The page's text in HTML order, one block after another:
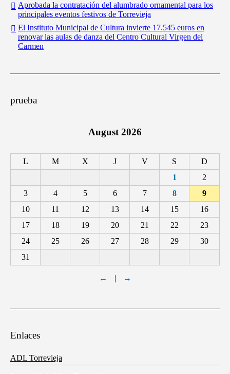
Aprobada la contratación del alumbrado ornamental para los
principales eventos festivos de Torrevieja
El Instituto Municipal de Cultura invierte 17.545 euros en
renovar las aulas de danza del Centro Cultural Virgen del
Carmen
prueba
August 2026
L M X J V S
D
1
2
3
4 5 6 7 8
9
10
11 12 13 14 15
16
17
18 19 20 21 22
23
24
25 26 27 28 29
30
31
← | →
Enlaces
ADL Torrevieja